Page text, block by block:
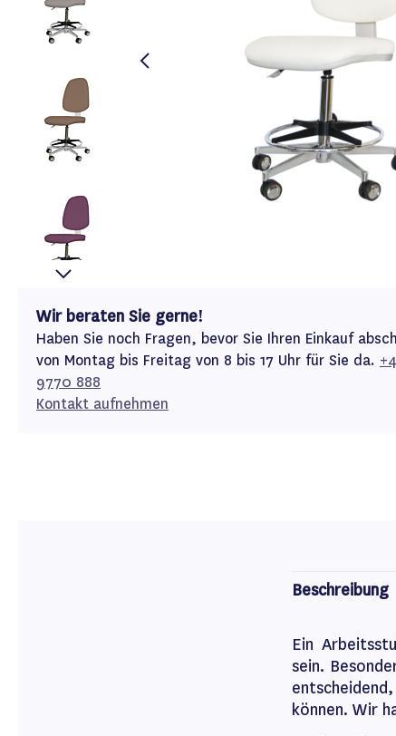
Wir beraten Sie gerne!
Haben Sie noch Fragen, bevor Sie Ihren Einkauf
von Montag bis Freitag von 8 bis 17 Uhr für Sie da.
9770 888
Kontakt aufnehmen
Beschreibung
Ein
sein.
können. Wir